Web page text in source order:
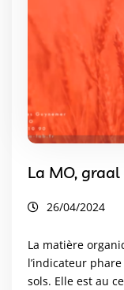
La MO,
26/04/2024
La matière
l’indicateur
sols. Elle est au